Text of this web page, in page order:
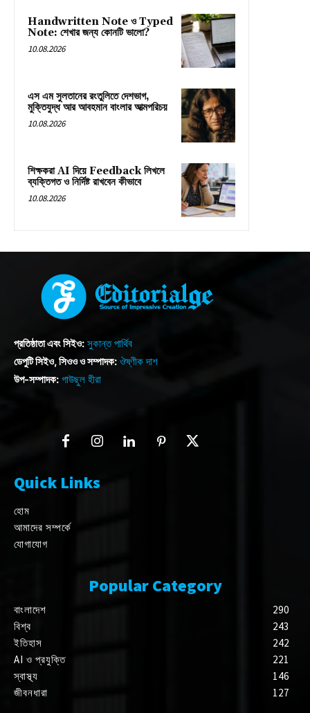
Handwritten Note ও Typed
Note: শেখার জন্য কোনটি ভালো?
10.08.2026
এস এম সুলতানের রংতুলিতে দেশভাগ,
মুক্তিযুদ্ধ আর আবহমান বাংলার আত্মপরিচয়
10.08.2026
শিক্ষকরা AI দিয়ে Feedback লিখলে
ব্যক্তিগত ও নির্দিষ্ট রাখবেন কীভাবে
10.08.2026
প্রতিষ্ঠাতা এবং সিইও: সুকান্ত পার্থিব
ডেপুটি সিইও, সিওও ও সম্পাদক: ঔষ্ণীক দাশ
উপ-সম্পাদক: গাউছুল হীরা
Quick Links
হোম
আমাদের সম্পর্কে
যোগাযোগ
Popular Category
বাংলাদেশ
290
বিশ্ব
243
ইতিহাস
242
AI ও প্রযুক্তি
221
স্বাস্থ্য
146
জীবনধারা
127